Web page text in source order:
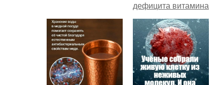
дефицита витамина
D?